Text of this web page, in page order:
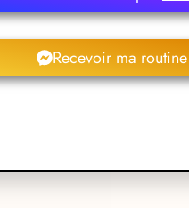
Recevoir ma